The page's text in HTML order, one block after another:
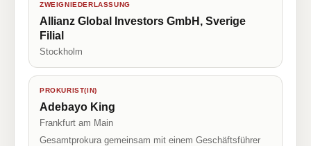
ZWEIGNIEDERLASSUNG
Allianz Global Investors GmbH, Sverige
Filial
Stockholm
PROKURIST(IN)
Adebayo King
Frankfurt am Main
Gesamtprokura gemeinsam mit einem Geschäftsführer